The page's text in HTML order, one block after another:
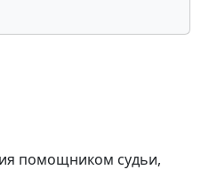
помощником судьи,